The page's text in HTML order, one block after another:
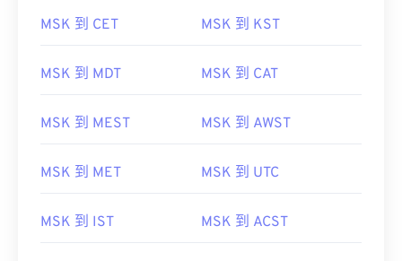
MSK 到 CET MSK 到 KST
MSK 到 MDT MSK 到 CAT
MSK 到 MEST MSK 到 AWST
MSK 到 MET MSK 到 UTC
MSK 到 IST MSK 到 ACST